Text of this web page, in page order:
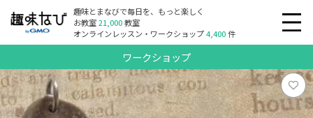
趣味とまなびで毎日を、もっと楽しく
お教室21,000教室
オンラインレッスン・ワークショップ4,400件
ワークショップ